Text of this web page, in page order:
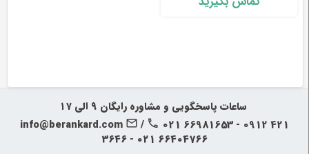
تجهیزات
درمانی
‍‍ ساعات پاسخگویی و مشاوره رایگان ۹ الی ۱۷
info@berankard.com
/
021 66981653 - 0912 421
3646 - 021 66404766